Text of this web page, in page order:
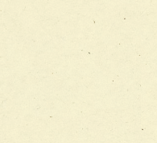
緩和ケアチーム】